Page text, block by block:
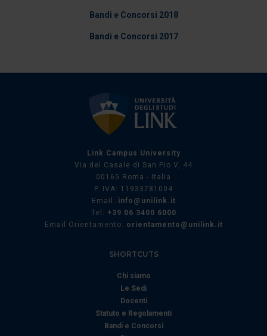
Bandi e Concorsi 2018
Bandi e Concorsi 2017
Link Campus University
Via del Casale di San Pio V, 44
00165 Roma - Italia
P. IVA: 11933781004
Email: info@unilink.it
Tel: +39 06 3400 6000
Email Orientamento: orientamento@unilink.it
SHORTCUTS
Chi siamo
Le Sedi
Docenti
Statuto e Regolamenti
Bandi e Concorsi